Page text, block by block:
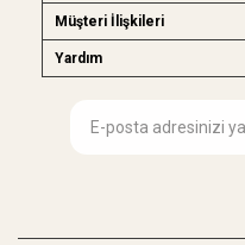
Müşteri İlişkileri
Yardım